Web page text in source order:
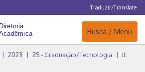
Traduzir/Translate
Navegação
Busca / Menu
2023 2S - Graduação/Tecnologia
IE